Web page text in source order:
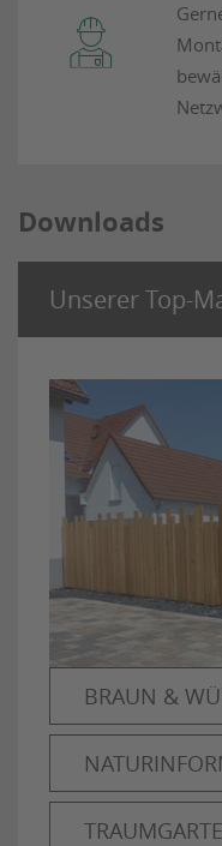
Downloads
Unserer Top-
BRAUN &